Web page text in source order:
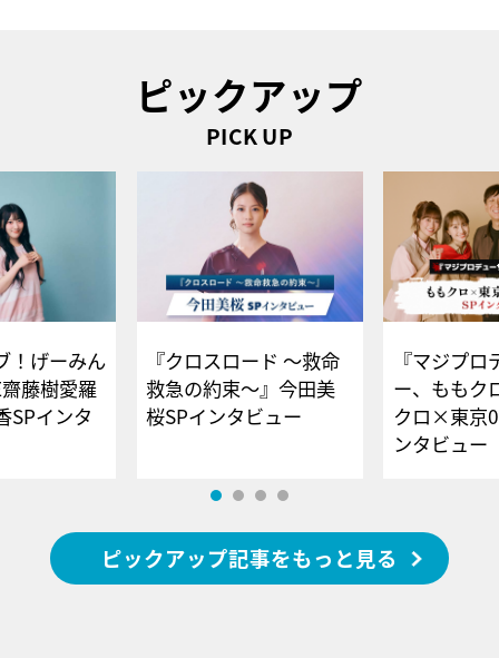
ピックアップ
PICK UP
！げーみん
藤樹愛羅
SPインタ
『クロスロード ～救命
救急の約束～』今田美
桜SPインタビュー
『マジプロ
ー、ももク
クロ×東京
ンタビュー
ピックアップ記事をもっと見る